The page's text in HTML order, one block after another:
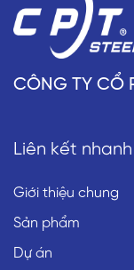
CÔNG TY CỔ
Liên kết nhanh
Giới thiệu chung
Sản phẩm
Dự án